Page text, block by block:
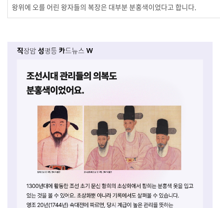
왕위에 오를 어린 왕자들의 복장은 대부분 분홍색이었다고 합니다.